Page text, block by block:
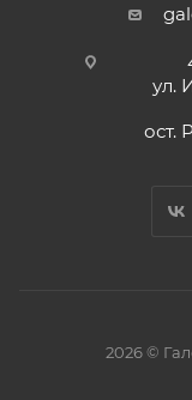
ул.
ост.
2026 ©